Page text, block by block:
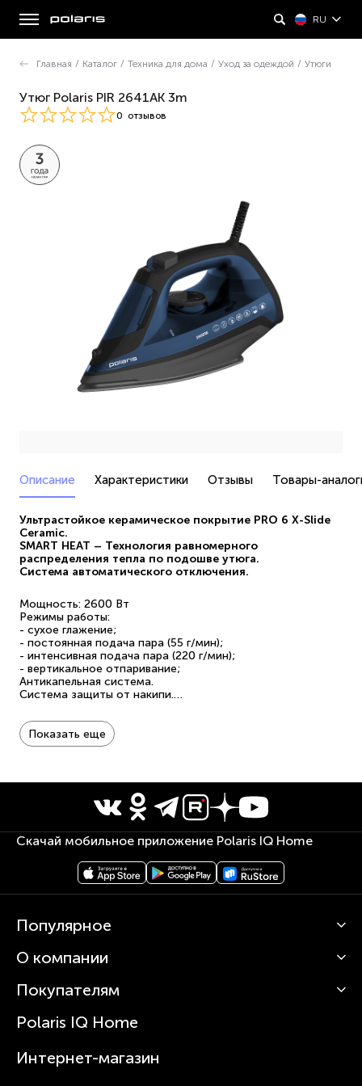
RU
Главная / Каталог / Техника для дома / Уход за одеждой / Утюги
Утюг Polaris PIR 2641AK 3m
0 отзывов
Описание Характеристики Отзывы Товары-
Ультрастойкое керамическое покрытие PRO 6 X-Slide
Ceramic.
SMART HEAT – Технология равномерного
распределения тепла по подошве утюга.
Система автоматического отключения.
Мощность: 2600 Вт
Режимы работы:
- сухое глажение;
- постоянная подача пара (55 г/мин);
- интенсивная подача пара (220 г/мин);
- вертикальное отпаривание;
Антикапельная система.
Система защиты от накипи.
Длина сетевого шнура 3м.
Объем резервуара для воды 470 мл
Показать еще
Скачай мобильное приложение Polaris IQ Home
Популярное
Кофемашины
Вертикальные пылесосы
Зубные щетки и ирригаторы
Увлажнители
О компании
О Polaris
Статьи
Покупателям
Сервисные центры
Где купить
Polaris IQ Home
Интернет-магазин